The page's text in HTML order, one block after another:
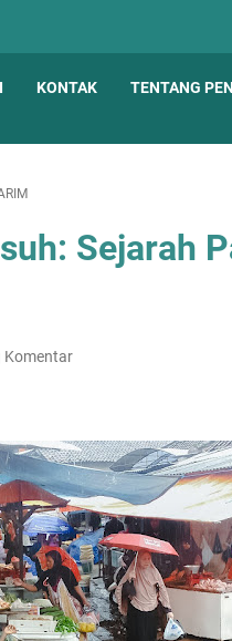
KONTAK TENTANG
Sejarah
Komentar